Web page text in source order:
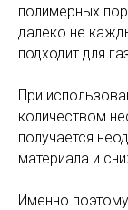
полимерных
далеко не
подходит для
При
количеством
получается
материала и
Именно